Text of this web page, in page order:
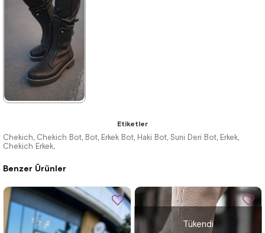
Benzer Ürünler
Tükendi
4.375,00 ₺
6.380,00 ₺
%31İndirim
Ücretsiz
Kargo
Tükeniyor
4.180,00 ₺
%31İndirim
Ücretsiz
Etiketler
Chekich, Chekich Bot, Bot, Erkek Bot, Haki Bot, Suni Deri Bot, Erkek,
Chekich Erkek,